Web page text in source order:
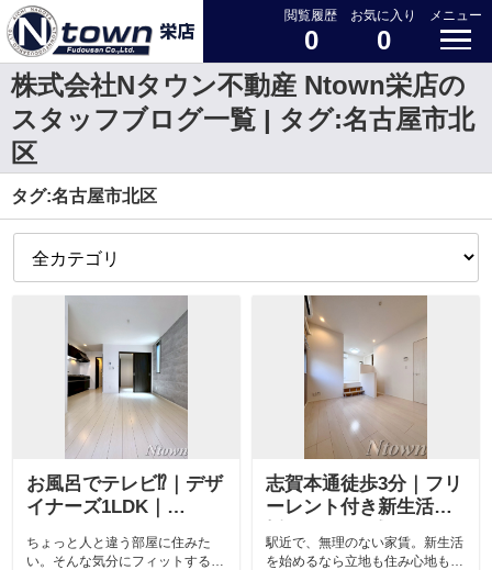
閲覧履歴
0
お気に入り
0
メニュー
株式会社Nタウン不動産 Ntown栄店の
スタッフブログ一覧 | タグ:名古屋市北
区
タグ:名古屋市北区
お風呂でテレビ⁉｜デザ
イナーズ1LDK｜
nakasugichou
ちょっと人と違う部屋に住みた
い。そんな気分にフィットするの
志賀本通徒歩3分｜フリ
ーレント付き新生活応
ーテラス城東町II》
駅近で、無理のない家賃。新生活
を始めるなら立地も住み心地も妥